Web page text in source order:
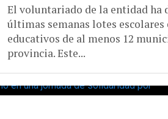
El voluntariado de la entidad ha
últimas semanas lotes escolares
educativos de al menos 12
provincia. Este...